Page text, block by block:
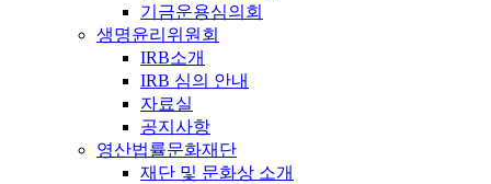
기금운용심의회
생명윤리위원회
IRB소개
IRB 심의 안내
자료실
공지사항
영산법률문화재단
재단 및 문화상 소개